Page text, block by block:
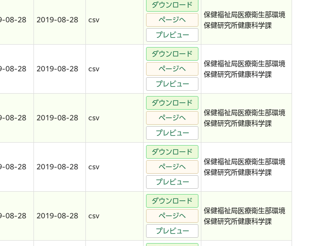
08-28 2019-08-28 csv
ダウンロード
ページへ
プレビュー
保健福祉局医療衛生部環境
保健研究所健康科学課
08-28 2019-08-28 csv
ダウンロード
ページへ
プレビュー
保健福祉局医療衛生部環境
保健研究所健康科学課
08-28 2019-08-28 csv
ダウンロード
ページへ
プレビュー
保健福祉局医療衛生部環境
保健研究所健康科学課
08-28 2019-08-28 csv
ダウンロード
ページへ
プレビュー
保健福祉局医療衛生部環境
保健研究所健康科学課
08-28 2019-08-28 csv
ダウンロード
ページへ
プレビュー
保健福祉局医療衛生部環境
保健研究所健康科学課